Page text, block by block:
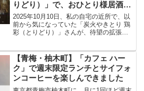
りどり）」で、おひとり様居酒屋
デビューを果たしました！
2025年10月10日、私の自宅の近所で、以
前から気になっていた「炭火やきとり 鶏
彩（とりどり）」さんが、待望の拡張リ
公式インスタグラムで拡張工事の知らせ
を見て以来、ず...
【青梅・柚木町】「カフェ ハー
ク」で週末限定ランチとサイフォ
ンコーヒーを楽しんできました